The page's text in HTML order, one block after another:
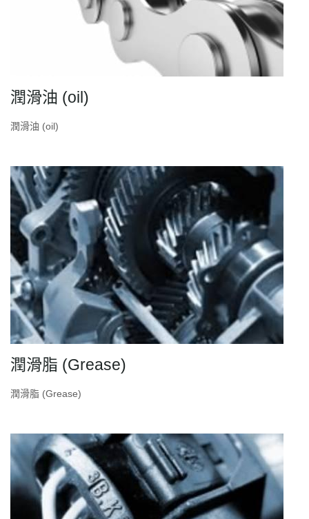
潤滑油 (oil)
潤滑油 (oil)
潤滑脂 (Grease)
潤滑脂 (Grease)